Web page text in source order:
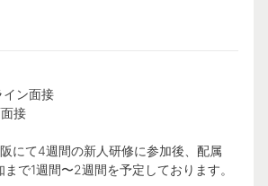
イン面接
接
にて4週間の新人研修に参加後、配属
で1週間〜2週間を予定しております。